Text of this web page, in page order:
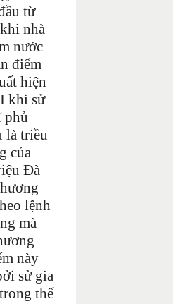
từ
nhà
nước
điểm
hiện
khi sử
phủ
là triều
của
Đà
lệnh
mà
này
sử gia
thế